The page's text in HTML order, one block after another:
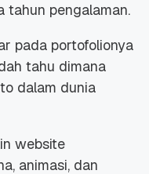
tahun pengalaman.
pada portofolionya
tahu dimana
dalam dunia
website
animasi, dan